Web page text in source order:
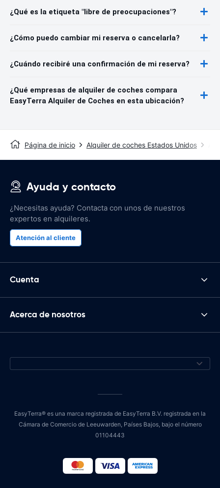
¿Qué es la etiqueta "libre de preocupaciones"?
¿Cómo puedo cambiar mi reserva o cancelarla?
¿Cuándo recibiré una confirmación de mi reserva?
¿Qué empresas de alquiler de coches compara
EasyTerra Alquiler de Coches en esta ubicación?
Página de inicio Alquiler de coches Estados Unidos
Ayuda y contacto
¿Necesitas ayuda? Contacta con unos de nuestros
expertos en alquileres.
Atención al cliente
Cuenta
Acerca de nosotros
EasyTerra® es una marca registrada de EasyTerra B.V. registrada en la
Cámara de Comercio de Leeuwarden, Países Bajos, bajo el número
01104443